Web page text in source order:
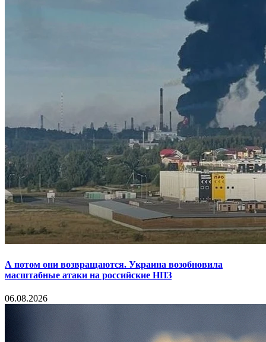
А потом они возвращаются. Украина возобновила
масштабные атаки на российские НПЗ
06.08.2026